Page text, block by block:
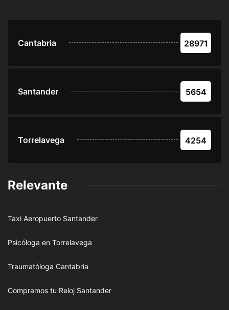
Cantabria 28971
Santander 5654
Torrelavega 4254
Relevante
Taxi Aeropuerto Santander
Psicóloga en Torrelavega
Traumatóloga Cantabria
Compramos tu Reloj Santander